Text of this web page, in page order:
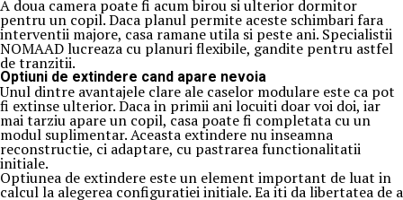
A doua camera poate fi acum birou si ulterior dormitor
pentru un copil. Daca planul permite aceste schimbari fara
interventii majore, casa ramane utila si peste ani. Specialistii
NOMAAD lucreaza cu planuri flexibile, gandite pentru astfel
de tranzitii.
Optiuni de extindere cand apare nevoia
Unul dintre avantajele clare ale caselor modulare este ca pot
fi extinse ulterior. Daca in primii ani locuiti doar voi doi, iar
mai tarziu apare un copil, casa poate fi completata cu un
modul suplimentar. Aceasta extindere nu inseamna
reconstructie, ci adaptare, cu pastrarea functionalitatii
initiale.
Optiunea de extindere este un element important de luat in
calcul la alegerea configuratiei initiale. Ea iti da libertatea de a